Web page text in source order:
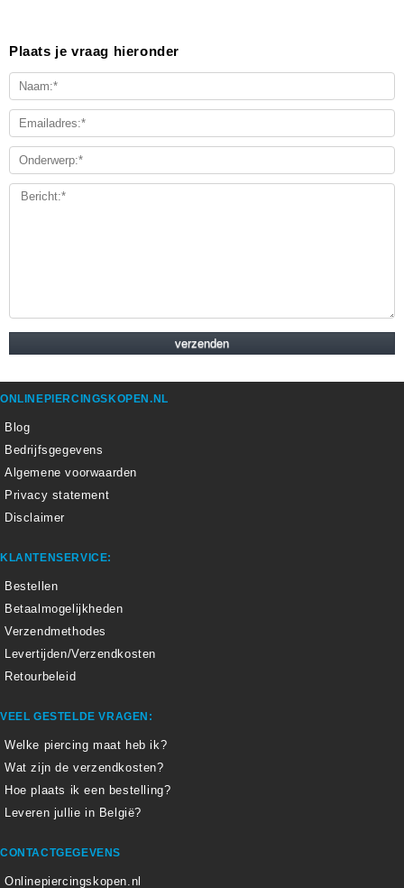
Plaats je vraag hieronder
ONLINEPIERCINGSKOPEN.NL
Blog
Bedrijfsgegevens
Algemene voorwaarden
Privacy statement
Disclaimer
KLANTENSERVICE:
Bestellen
Betaalmogelijkheden
Verzendmethodes
Levertijden/Verzendkosten
Retourbeleid
VEEL GESTELDE VRAGEN:
Welke piercing maat heb ik?
Wat zijn de verzendkosten?
Hoe plaats ik een bestelling?
Leveren jullie in België?
CONTACTGEGEVENS
Onlinepiercingskopen.nl